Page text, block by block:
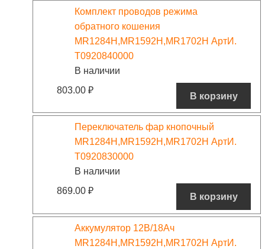
Комплект проводов режима
обратного кошения
MR1284H,MR1592H,MR1702H АртИ.
T0920840000
В наличии
803.00 ₽
В корзину
Переключатель фар кнопочный
MR1284H,MR1592H,MR1702H АртИ.
T0920830000
В наличии
869.00 ₽
В корзину
Аккумулятор 12В/18Ач
MR1284H,MR1592H,MR1702H АртИ.